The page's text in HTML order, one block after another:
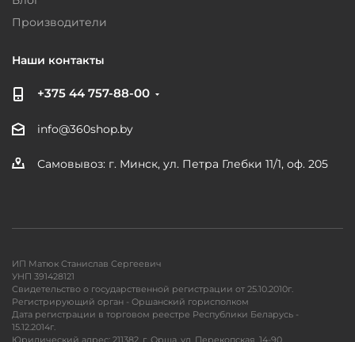
Производители
Наши контакты
+375 44 757-88-00
info@360shop.by
Самовывоз: г. Минск, ул. Петра Глебки 11/1, оф. 205
ИП Матюк Станислав Сергеевич
УНП 391428121
Свидетельство о государственной регистрации от 25.10.2010г.
Регистрирующий орган - Оршанский горисполком
Дата регистрации в торговом реестре Республики Беларусь -
15.12.2014г.